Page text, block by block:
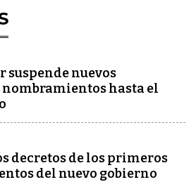
nuevos
nombramientos hasta el
decretos de los primeros
del nuevo gobierno